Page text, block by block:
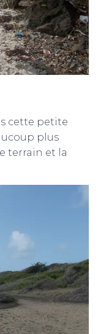
cette petite
plus
terrain et la